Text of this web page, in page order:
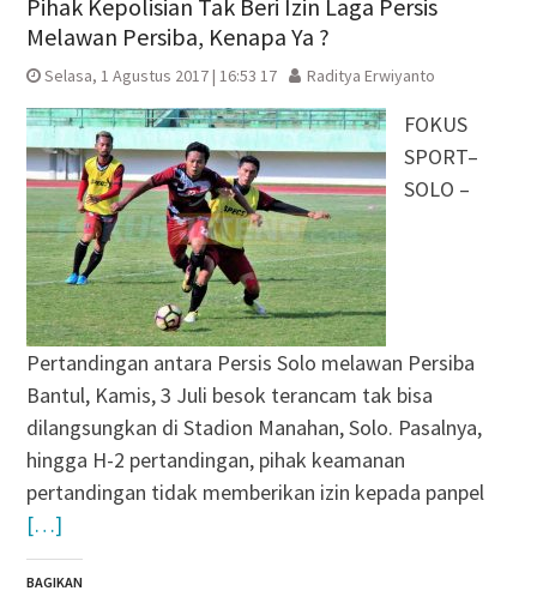
Pihak Kepolisian Tak Beri Izin Laga Persis
Melawan Persiba, Kenapa Ya ?
Selasa, 1 Agustus 2017 | 16:53 17 Raditya Erwiyanto
FOKUS
SPORT–
SOLO –
Pertandingan antara Persis Solo melawan Persiba
Bantul, Kamis, 3 Juli besok terancam tak bisa
dilangsungkan di Stadion Manahan, Solo. Pasalnya,
hingga H-2 pertandingan, pihak keamanan
pertandingan tidak memberikan izin kepada panpel
[…]
BAGIKAN